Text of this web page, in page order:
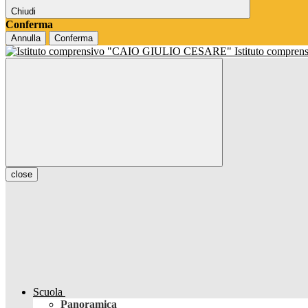
Chiudi
Conferma
Annulla Conferma
Istituto
close
Scuola
Panoramica